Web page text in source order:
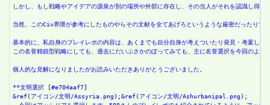
しかし、もし戦略やアイデアの源泉が別の場所や外部に存在し、その当人がそれを認識し得
当然、このCiv界隈が参考にしたものやらその文献を全てあげろというような厳密だったり
基本的に、私自身のプレイレポの内容は、あくまでも自分自身が考えついたり発見・考案し
この名誉精鋭型戦略にしても、過去にだいぶさかのぼってみても、主に名誉選択を今回のよ
個人的な見解になりましたがお読みいただきありがとうございました。
**文明選択 [#e704aaf7]
&ref(アイコン/文明/Assyria.png);&ref(アイコン/文明/Ashurbanipal.png);